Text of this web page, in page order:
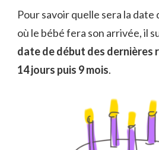
Pour savoir quelle sera la
où le bébé fera son arrivée, il
date de début des dernières
14 jours puis 9 mois.